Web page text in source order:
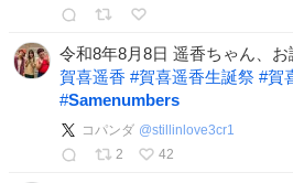
令和8年8月8日 遥香ちゃん、
賀喜遥香 #賀喜遥香生誕祭 #賀
#Samenumbers
コパンダ @stillinlove3cr1
2
42